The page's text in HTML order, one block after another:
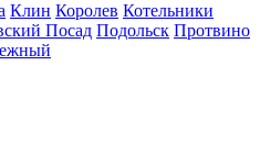
Клин Королев Котельники
Посад Подольск Протвино